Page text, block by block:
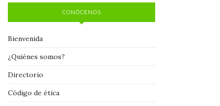
CONÓCENOS
Bienvenida
¿Quiénes somos?
Directorio
Código de ética